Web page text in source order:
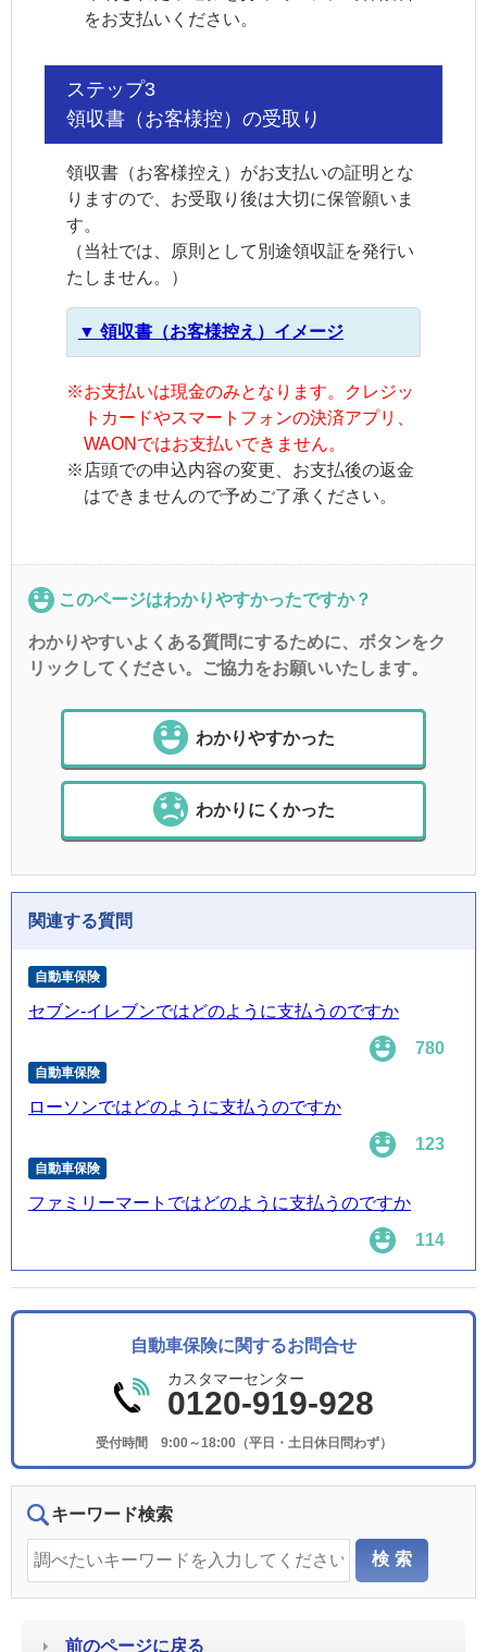
をお支払いください。
ステップ3
領収書（お客様控）の受取り
領収書（お客様控え）がお支払いの証明とな
りますので、お受取り後は大切に保管願いま
す。
（当社では、原則として別途領収証を発行い
たしません。）
▼ 領収書（お客様控え）イメージ
※お支払いは現金のみとなります。クレジッ
トカードやスマートフォンの決済アプリ、
WAONではお支払いできません。
※ 店頭での申込内容の変更、お支払後の返金
はできませんので予めご了承ください。
このページはわかりやすかったですか？
わかりやすいよくある質問にするために、ボタンをク
リックしてください。ご協力をお願いいたします。
わかりやすかった
わかりにくかった
関連する質問
自動車保険
セブン-イレブンではどのように支払うのですか
780
自動車保険
ローソンではどのように支払うのですか
123
自動車保険
ファミリーマートではどのように支払うのですか
114
自動車保険に関するお問合せ
カスタマーセンター
0120-919-928
受付時間 9:00～18:00（平日・土日休日問わず）
キーワード検索
前のページに戻る